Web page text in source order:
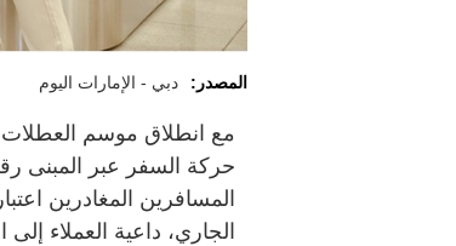
المصدر: دبي - الإمارات اليوم
مع انطلاق موسم العطلات
الجاري، داعية العملاء